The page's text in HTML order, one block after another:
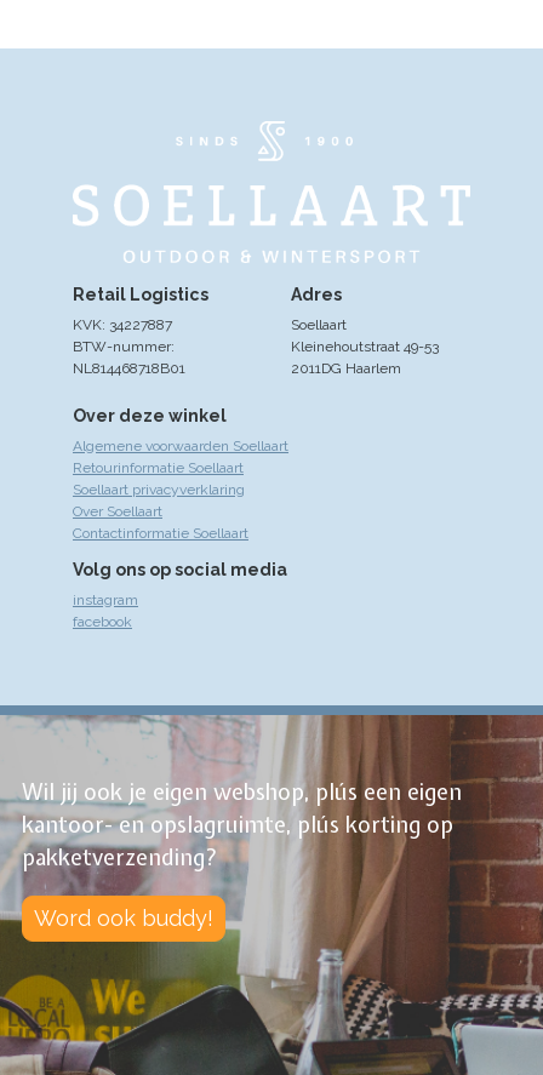
Over deze winkel
Algemene voorwaarden Soellaart
Retourinformatie Soellaart
Soellaart privacyverklaring
Over Soellaart
Contactinformatie Soellaart
Volg ons op social media
instagram
facebook
Adres
Soellaart
Kleinehoutstraat 49-53
2011DG Haarlem
Retail Logistics
KVK: 34227887
BTW-nummer:
NL814468718B01
Wil jij ook je eigen webshop, plús een eigen
kantoor- en opslagruimte, plús korting op
pakketverzending?
Word ook buddy!